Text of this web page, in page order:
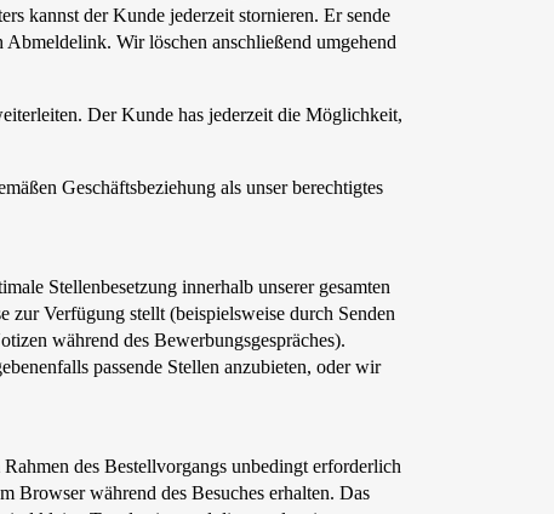
kannst der Kunde jederzeit stornieren. Er sende
Wir löschen anschließend umgehend
Der Kunde has jederzeit die Möglichkeit,
Geschäftsbeziehung als unser berechtigtes
Stellenbesetzung innerhalb unserer gesamten
zur Verfügung stellt (beispielsweise durch Senden
während des Bewerbungsgespräches).
passende Stellen anzubieten, oder wir
des Bestellvorgangs unbedingt erforderlich
Browser während des Besuches erhalten. Das